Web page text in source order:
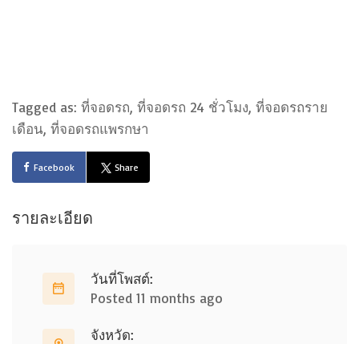
Tagged as: ที่จอดรถ, ที่จอดรถ 24 ชั่วโมง, ที่จอดรถราย
เดือน, ที่จอดรถแพรกษา
Facebook Share
รายละเอียด
วันที่โพสต์:
Posted 11 months ago
จังหวัด: